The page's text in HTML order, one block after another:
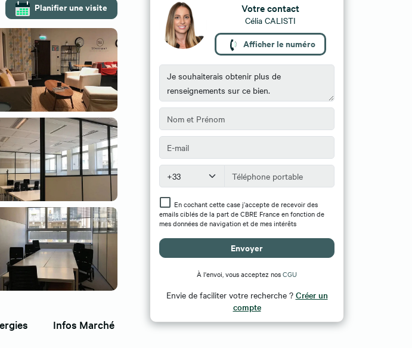
Planifier une visite
Infos Marché
Votre contact
Célia CALISTI
Afficher le numéro
En cochant cette case j’accepte de recevoir des
emails ciblés de la part de CBRE France en fonction de
mes données de navigation et de mes intérêts
Envoyer
À l'envoi, vous acceptez nosCGU
Envie de faciliter votre recherche ? Créer un
compte